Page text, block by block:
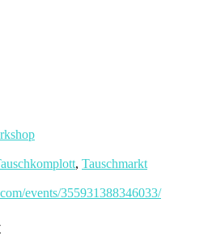
, Tauschmarkt
events/355931388346033/